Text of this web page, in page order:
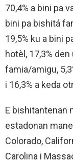
70,4% a bini pa
bini pa bishitá
19,5% ku a bini
hotèl, 17,3%
famia/amigu,
i 16,3% a keda
E bishitantenan
estadonan
Colorado,
Carolina i